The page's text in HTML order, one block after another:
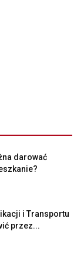
darować
i Transportu
przez...